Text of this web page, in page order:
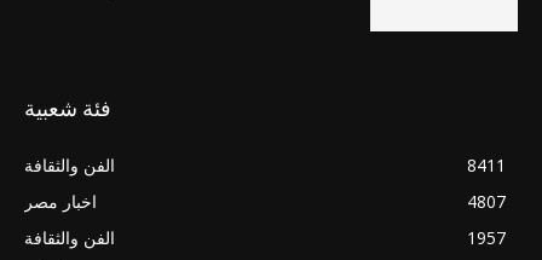
فئة شعبية
الفن والثقافة
8411
اخبار مصر
4807
الفن والثقافة
1957